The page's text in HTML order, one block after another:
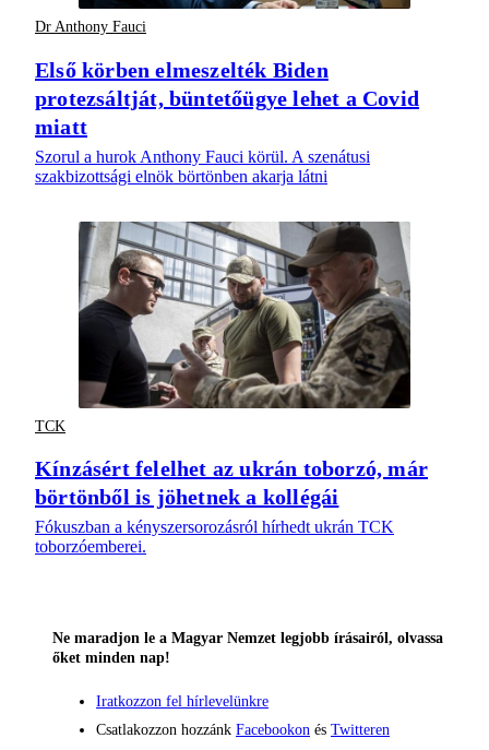
Dr Anthony Fauci
Első körben elmeszelték Biden
protezsáltját, büntetőügye lehet a Covid
miatt
Szorul a hurok Anthony Fauci körül. A szenátusi
szakbizottsági elnök börtönben akarja látni
TCK
Kínzásért felelhet az ukrán toborzó, már
börtönből is jöhetnek a kollégái
Fókuszban a kényszersorozásról hírhedt ukrán TCK
toborzóemberei.
Ne maradjon le a Magyar Nemzet legjobb írásairól, olvassa
őket minden nap!
Iratkozzon fel hírlevelünkre
Csatlakozzon hozzánk Facebookon és Twitteren